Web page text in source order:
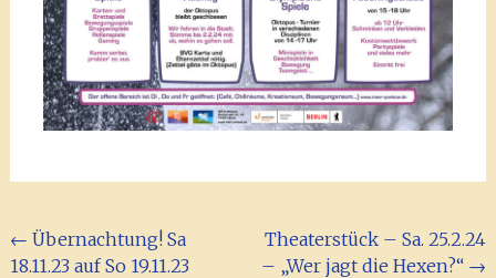
Beitragsnavigation
← Übernachtung! Sa
18.11.23 auf So 19.11.23
Theaterstück – Sa. 25.2.24
– „Wer jagt die Hexen?“ →